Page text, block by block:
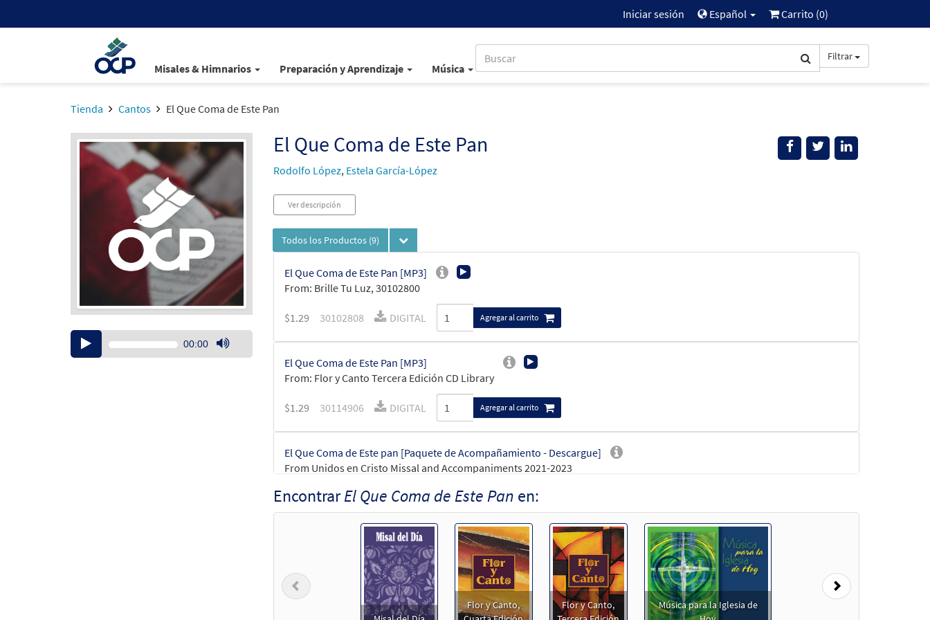
Iniciar sesión Español Carrito (0)
Misales & Himnarios Preparación y Aprendizaje Música
Filtrar
Tienda Cantos El Que Coma de Este Pan
El Que Coma de Este Pan
Rodolfo López, Estela García-López
Audio
Player
00:00
Use
Ver descripción
Todos los Productos (9)
El Que Coma de Este Pan [MP3]
From: Brille Tu Luz, 30102800
$1.29 30102808 DIGITAL Agregar al carrito
El Que Coma de Este Pan [MP3]
From: Flor y Canto Tercera Edición CD Library
$1.29 30114906 DIGITAL Agregar al carrito
El Que Coma de Este pan [Paquete de Acompañamiento - Descargue]
From Unidos en Cristo Missal and Accompaniments 2021-2023
$6.25 30147482 DIGITAL Agregar al carrito
El Que Coma de Este Pan [Acompañamiento Teclado - Descargue]
from Unidos en Cristo
Muestra
3.15 DIGITAL Agregar al carrito
EncontrarEl Que Coma de Este Pan en:
Flor y Canto,
Flor y Canto,
Música para la Iglesia de
Previous Next